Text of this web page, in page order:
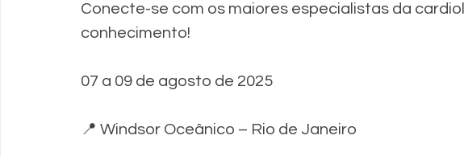
Conecte-se com os maiores especialistas da
conhecimento!
07 a 09 de agosto de 2025
📍 Windsor Oceânico – Rio de Janeiro